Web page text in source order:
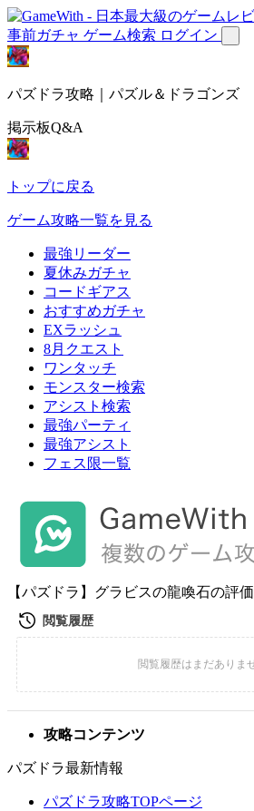
事前ガチャ ゲーム検索 ログイン
パズドラ攻略｜パズル＆ドラゴンズ
掲示板Q&A
トップに戻る
ゲーム攻略一覧を見る
最強リーダー
夏休みガチャ
コードギアス
おすすめガチャ
EXラッシュ
8月クエスト
ワンタッチ
モンスター検索
アシスト検索
最強パーティ
最強アシスト
フェス限一覧
【パズドラ】グラビスの龍喚石の評価
攻略コンテンツ
パズドラ最新情報
パズドラ攻略TOPページ